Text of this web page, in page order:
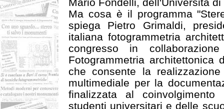
Mario Fondelli, dell'Università di
Ma cosa è il programma
spiega Pietro Grimaldi,
italiana fotogrammetria
congresso in
Fotogrammetria
che consente la
multimediale per la
finalizzata al
studenti universitari e delle